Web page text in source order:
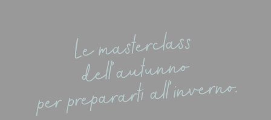
Le
masterclass
dell'autunno
per prepararti all'inverno.